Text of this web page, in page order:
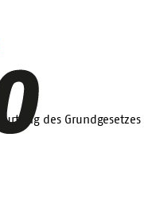
des Grundgesetzes